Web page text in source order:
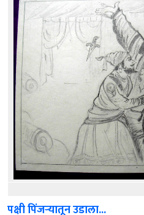
पक्षी पिंजर्‍यातून उडाला...